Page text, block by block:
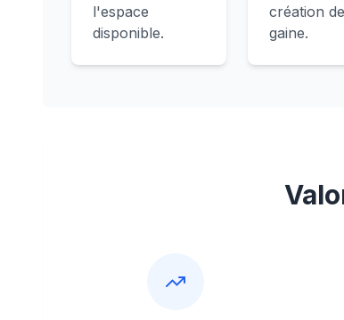
l'espace
disponible.
création de
gaine.